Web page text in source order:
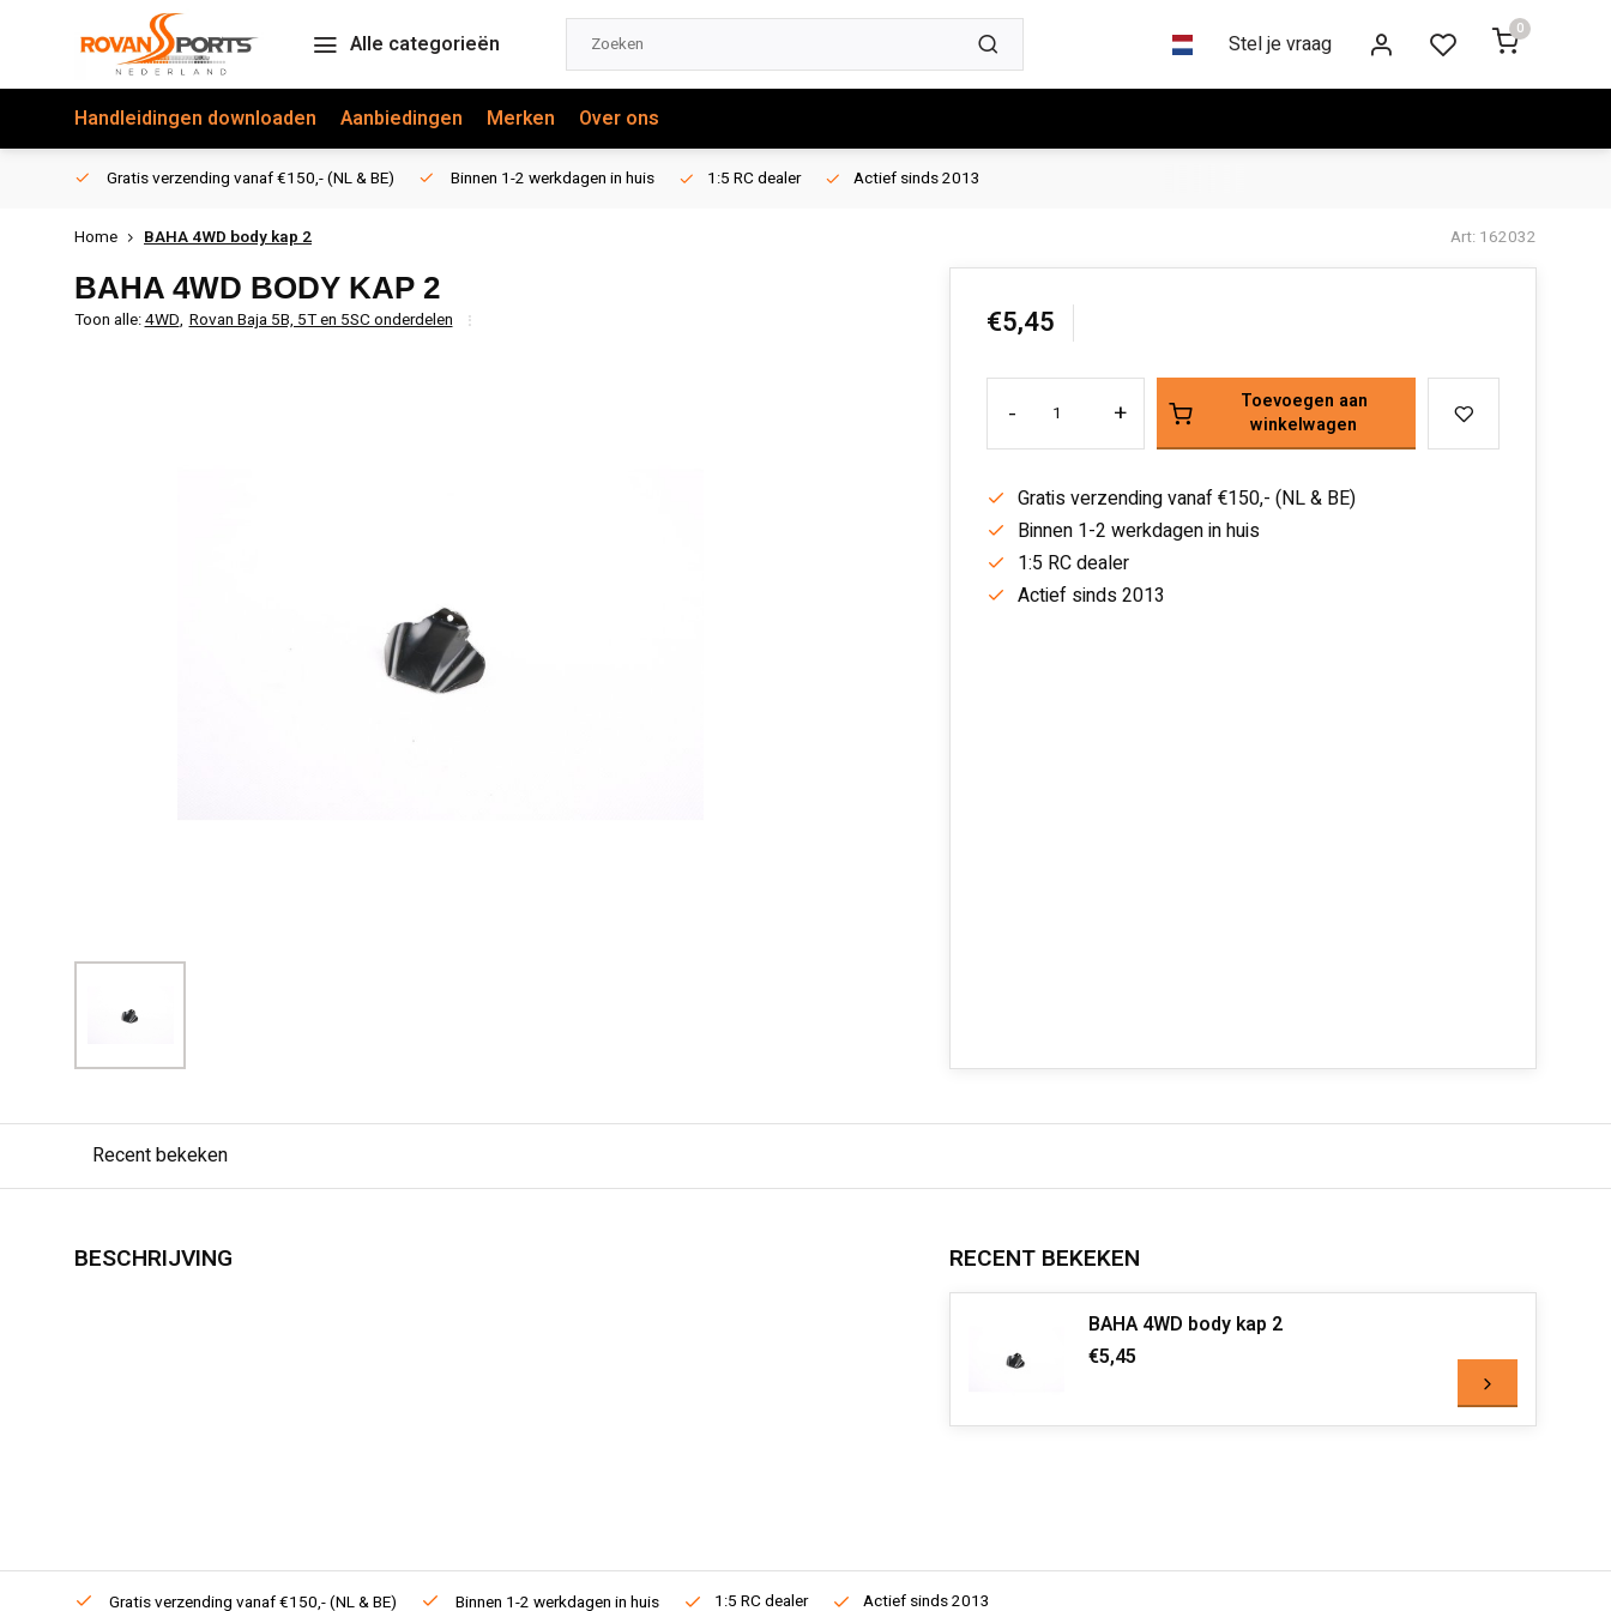
Alle categorieën Stel je vraag
0
Handleidingen downloaden Aanbiedingen Merken Over ons
Gratis verzending vanaf €150,- (NL & BE) Binnen 1-2 werkdagen in huis 1:5 RC dealer Actief sinds 2013
Home BAHA 4WD body kap 2 Art: 162032
BAHA 4WD BODY KAP 2
Toon alle:4WD, Rovan Baja 5B, 5T en 5SC onderdelen €5,45
- +
Toevoegen aan
winkelwagen
Gratis verzending vanaf €150,- (NL & BE)
Binnen 1-2 werkdagen in huis
1:5 RC dealer
Actief sinds 2013
Recent bekeken
BESCHRIJVING RECENT BEKEKEN
BAHA 4WD body kap 2
€5,45
Gratis verzending vanaf €150,- (NL & BE) Binnen 1-2 werkdagen in huis 1:5 RC dealer Actief sinds 2013